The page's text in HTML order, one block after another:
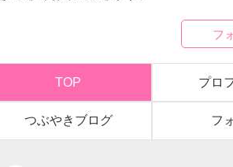
フ
TOP プロ
つぶやきブログ フ